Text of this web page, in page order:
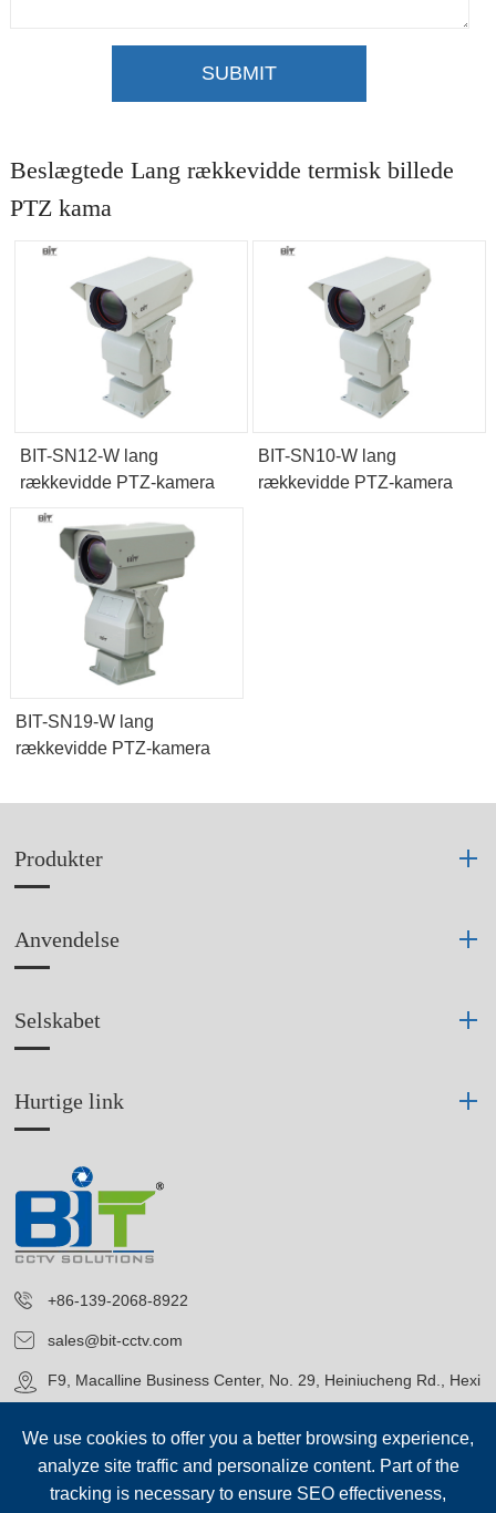
SUBMIT
Beslægtede Lang rækkevidde termisk billede
PTZ kama
BIT-SN12-W lang
rækkevidde PTZ-kamera
BIT-SN10-W lang
rækkevidde PTZ-kamera
BIT-SN19-W lang
rækkevidde PTZ-kamera
Produkter
Anvendelse
Selskabet
Hurtige link
+86-139-2068-8922
sales@bit-cctv.com
F9, Macalline Business Center, No. 29, Heiniucheng Rd., Hexi
We use cookies to offer you a better browsing experience,
analyze site traffic and personalize content. Part of the
tracking is necessary to ensure SEO effectiveness,